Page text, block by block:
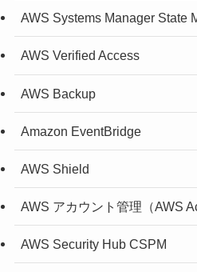
AWS Systems Manager State
AWS Verified Access
AWS Backup
Amazon EventBridge
AWS Shield
AWS アカウント管理（AWS
AWS Security Hub CSPM